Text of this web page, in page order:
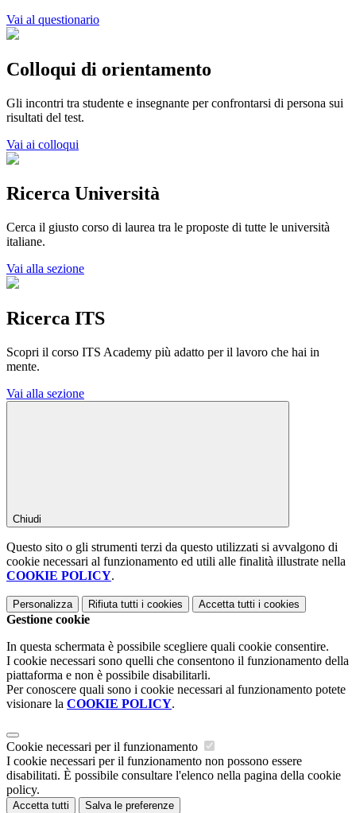
Vai al questionario
Colloqui di orientamento
Gli incontri tra studente e insegnante per confrontarsi di persona sui
risultati del test.
Vai ai colloqui
Ricerca Università
Cerca il giusto corso di laurea tra le proposte di tutte le università
italiane.
Vai alla sezione
Ricerca ITS
Scopri il corso ITS Academy più adatto per il lavoro che hai in
mente.
Vai alla sezione
Chiudi
Questo sito o gli strumenti terzi da questo utilizzati si avvalgono di
cookie necessari al funzionamento ed utili alle finalità illustrate nella
COOKIE POLICY.
Personalizza Rifiuta tutti i cookies Accetta tutti i cookies
Gestione cookie
In questa schermata è possibile scegliere quali cookie consentire.
I cookie necessari sono quelli che consentono il funzionamento della
piattaforma e non è possibile disabilitarli.
Per conoscere quali sono i cookie necessari al funzionamento potete
visionare la COOKIE POLICY.
Cookie necessari per il funzionamento
I cookie necessari per il funzionamento non possono essere
disabilitati. È possibile consultare l'elenco nella pagina della cookie
policy.
Accetta tutti Salva le preferenze